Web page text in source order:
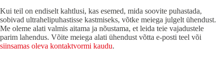
Kui teil on endiselt kahtlusi, kas esemed, mida soovite puhastada,
sobivad ultrahelipuhastisse kastmiseks, võtke meiega julgelt ühendust.
Me oleme alati valmis aitama ja nõustama, et leida teie vajadustele
parim lahendus. Võite meiega alati ühendust võtta e-posti teel või
siinsamas oleva kontaktvormi kaudu.